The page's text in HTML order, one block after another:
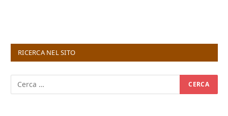
RICERCA NEL SITO